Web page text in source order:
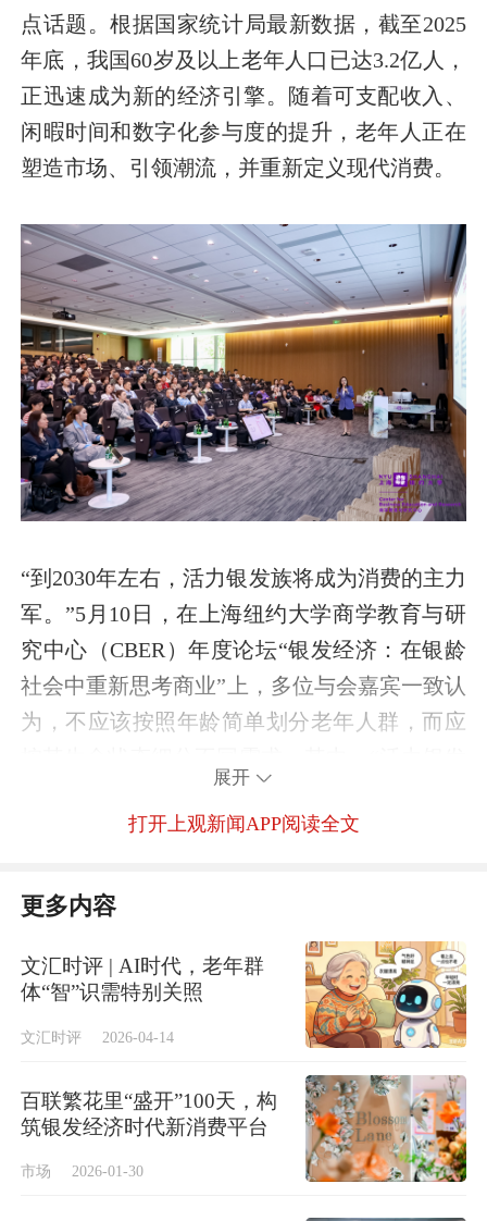
点话题。根据国家统计局最新数据，截至2025
年底，我国60岁及以上老年人口已达3.2亿人，
正迅速成为新的经济引擎。随着可支配收入、
闲暇时间和数字化参与度的提升，老年人正在
塑造市场、引领潮流，并重新定义现代消费。
“到2030年左右，活力银发族将成为消费的主力
军。”5月10日，在上海纽约大学商学教育与研
究中心（CBER）年度论坛“银发经济：在银龄
社会中重新思考商业”上，多位与会嘉宾一致认
为，不应该按照年龄简单划分老年人群，而应
族”这一群体将成为未来消费的主力军。此外，
老人的消费需求非常多元，“不要把他们当
完成一次价值重构：从医疗护理
（Healthcare），走向更健康、更快乐的照护
（Healthier care），再走向覆盖身心社交精神
的全维健康经济（Wellness economy）。”中欧
国际工商学院副教务长兼MBA课程部主任、市
银发经济不能被简单理解为“围绕老年人的消
展开
打开上观新闻APP阅读全文
更多内容
文汇时评 | AI时代，老年群
体“智”识需特别关照
文汇时评 2026-04-14
百联繁花里“盛开”100天，构
筑银发经济时代新消费平台
市场 2026-01-30